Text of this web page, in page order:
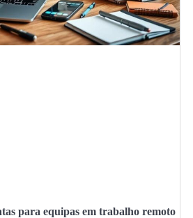
para equipas em trabalho remoto